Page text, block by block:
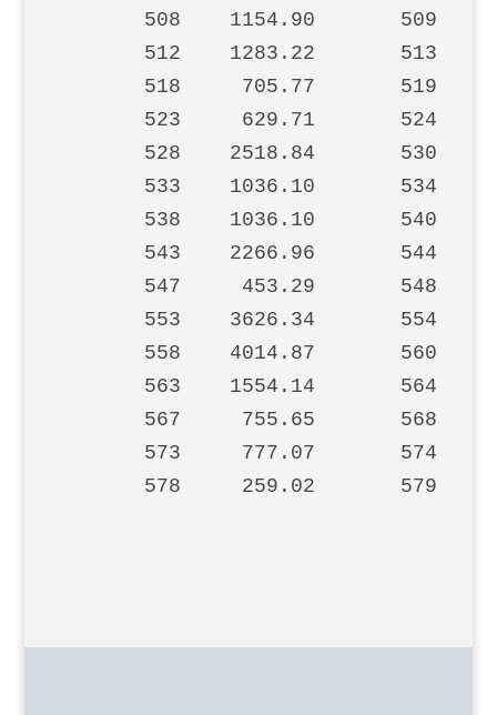
508    1154.90       509
512    1283.22       513
518     705.77       519
523     629.71       524
528    2518.84       530
533    1036.10       534
538    1036.10       540
543    2266.96       544
547     453.29       548
553    3626.34       554
558    4014.87       560
563    1554.14       564
567     755.65       568
573     777.07       574
578     259.02       579